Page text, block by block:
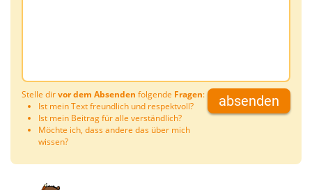
Stelle dirvor dem Absenden folgende Fragen:
Ist mein Text freundlich und respektvoll?
Ist mein Beitrag für alle verständlich?
Möchte ich, dass andere das über mich
wissen?
absenden